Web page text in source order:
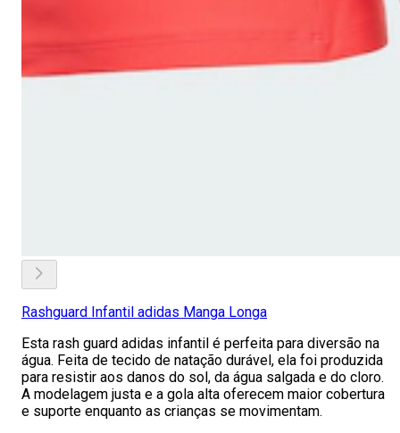
Rashguard Infantil adidas Manga Longa
Esta rash guard adidas infantil é perfeita para diversão na
água. Feita de tecido de natação durável, ela foi produzida
para resistir aos danos do sol, da água salgada e do cloro.
A modelagem justa e a gola alta oferecem maior cobertura
e suporte enquanto as crianças se movimentam.